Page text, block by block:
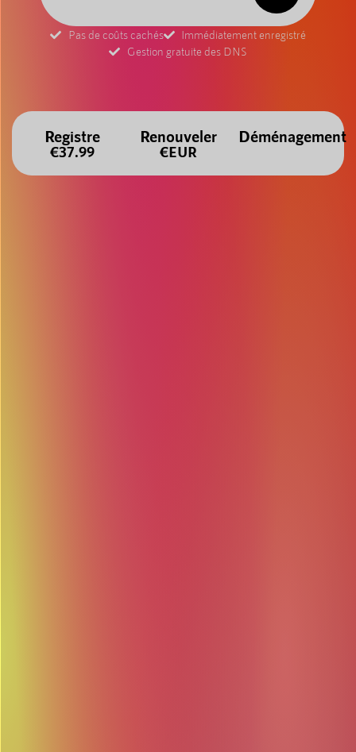
Pas de coûts cachés
Immédiatement enregistré
Gestion gratuite des DNS
Registre
€37.99
Renouveler
€EUR
Déménagement